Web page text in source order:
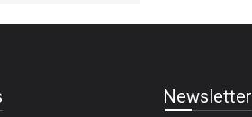
Newsletter